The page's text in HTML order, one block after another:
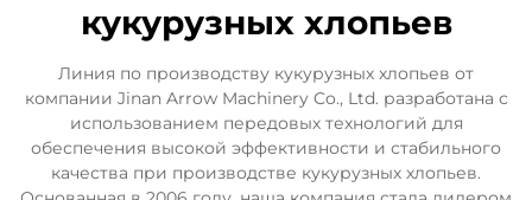
кукурузных хлопьев
Линия по производству кукурузных хлопьев от
компании Jinan Arrow Machinery Co., Ltd. разработана с
использованием передовых технологий для
обеспечения высокой эффективности и стабильного
качества при производстве кукурузных хлопьев.